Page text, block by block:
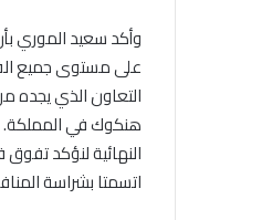
وأكد سعيد الموري
على مستوى جميع
التعاون الذي يجده
هنكوك في المملكة.
النهائية لنؤكد
اتسمتا بشراسة